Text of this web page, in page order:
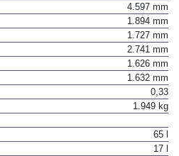
4.597 mm
1.894 mm
1.727 mm
2.741 mm
1.626 mm
1.632 mm
0,33
1.949 kg
65 l
17 l